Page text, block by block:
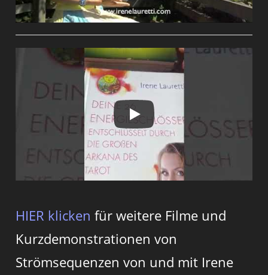
HIER klicken für weitere Filme und
Kurzdemonstrationen von
Strömsequenzen von und mit Irene